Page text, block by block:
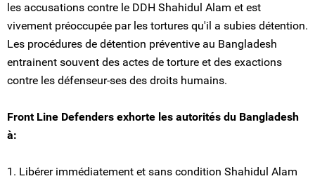
les accusations contre le DDH Shahidul Alam et est
vivement préoccupée par les tortures qu'il a subies détention.
Les procédures de détention préventive au Bangladesh
entrainent souvent des actes de torture et des exactions
contre les défenseur-ses des droits humains.
Front Line Defenders exhorte les autorités du Bangladesh
à:
1. Libérer immédiatement et sans condition Shahidul Alam